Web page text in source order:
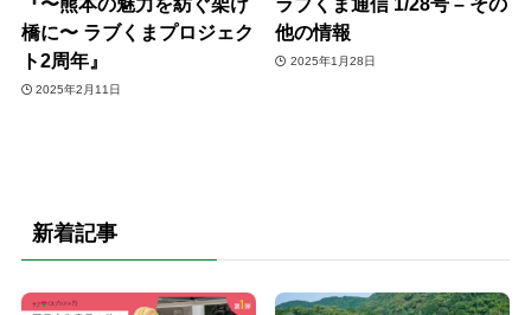
橋に〜 ラブくまプロジェク
ト2周年』
2025年2月11日
他の情報
2025年1月28日
新着記事